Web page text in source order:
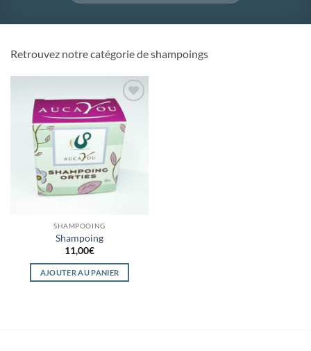
Retrouvez notre catégorie de shampoings
Ajouter
à la
wishlist
SHAMPOOING
Shampoing
11,00€
AJOUTER AU PANIER